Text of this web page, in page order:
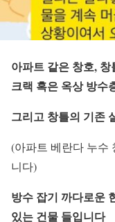
아파트 같은 창호,
크랙 혹은 옥상 방수
그리고 창틀의 기존
(아파트 베란다 누수
니다)
방수 잡기 까다로운
있는 건물 들입니다